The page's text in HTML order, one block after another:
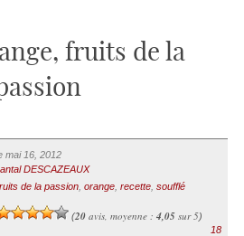
fruits de la
mai 16, 2012
DESCAZEAUX
de la passion, orange, recette, soufflé
(20avis, moyenne : 4,05sur 5)
18